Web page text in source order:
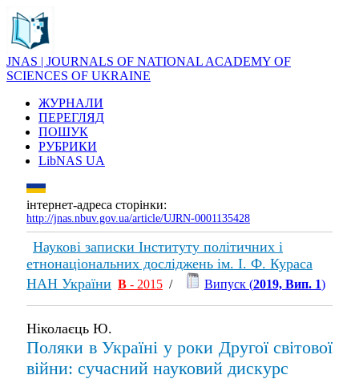
JNAS | JOURNALS OF NATIONAL ACADEMY OF
SCIENCES OF UKRAINE
ЖУРНАЛИ
ПЕРЕГЛЯД
ПОШУК
РУБРИКИ
LibNAS UA
інтернет-адреса сторінки:
http://jnas.nbuv.gov.ua/article/UJRN-0001135428
Наукові записки Інституту політичних і
етнонаціональних досліджень ім. І. Ф. Кураса
НАН України В - 2015 / Випуск (2019, Вип. 1)
Ніколаєць Ю.
Поляки в Україні у роки Другої світової
війни: сучасний науковий дискурс